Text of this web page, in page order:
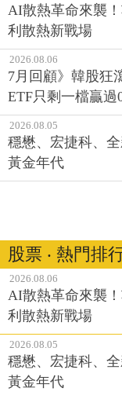
AI散熱革命來襲
利散熱新戰場
2026.08.06
7月回顧》韓股狂
ETF只剩一檔贏過
2026.08.05
穩懋、宏捷科、
黃金年代
股票 ‧ 熱門排
2026.08.06
AI散熱革命來襲
利散熱新戰場
2026.08.05
穩懋、宏捷科、
黃金年代